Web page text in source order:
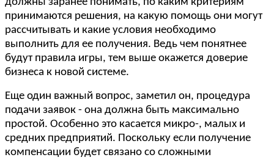
должны заранее понимать, по каким критериям
принимаются решения, на какую помощь они могут
рассчитывать и какие условия необходимо
выполнить для ее получения. Ведь чем понятнее
будут правила игры, тем выше окажется доверие
бизнеса к новой системе.
Еще один важный вопрос, заметил он, процедура
подачи заявок - она должна быть максимально
простой. Особенно это касается микро-, малых и
средних предприятий. Поскольку если получение
компенсации будет связано со сложными